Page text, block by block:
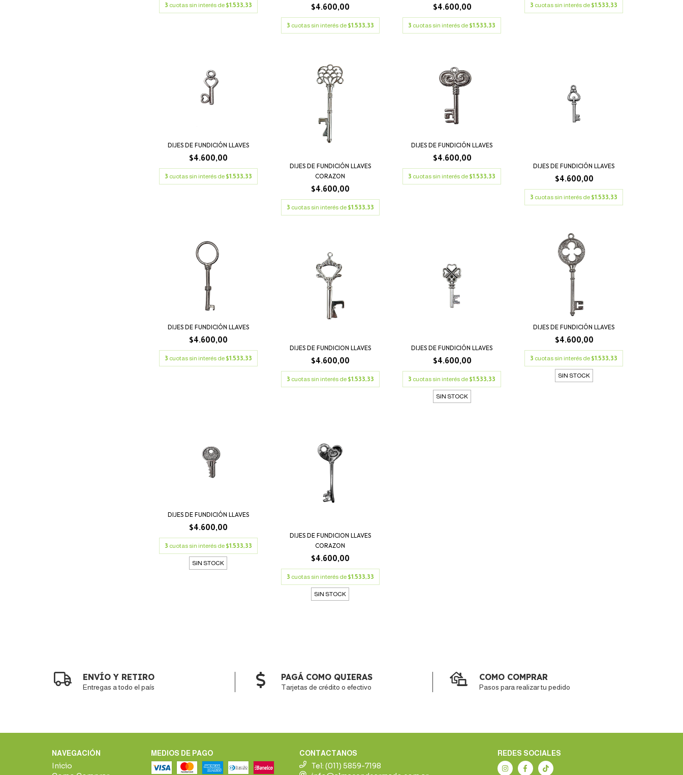
3 cuotas sin interés de $1.533,33 $4.600,00
3 cuotas sin interés de $1.533,33
$4.600,00
3 cuotas sin interés de $1.533,33
3 cuotas sin interés de $1.533,33
DIJES DE FUNDICIÓN LLAVES
$4.600,00
3 cuotas sin interés de $1.533,33
DIJES DE FUNDICIÓN LLAVES
CORAZON
$4.600,00
3 cuotas sin interés de $1.533,33
DIJES DE FUNDICIÓN LLAVES
$4.600,00
3 cuotas sin interés de $1.533,33
DIJES DE FUNDICIÓN LLAVES
$4.600,00
3 cuotas sin interés de $1.533,33
DIJES DE FUNDICIÓN LLAVES
$4.600,00
3 cuotas sin interés de $1.533,33
DIJES DE FUNDICION LLAVES
$4.600,00
3 cuotas sin interés de $1.533,33
DIJES DE FUNDICIÓN LLAVES
$4.600,00
3 cuotas sin interés de $1.533,33
SIN STOCK
DIJES DE FUNDICIÓN LLAVES
$4.600,00
3 cuotas sin interés de $1.533,33
SIN STOCK
DIJES DE FUNDICIÓN LLAVES
$4.600,00
3 cuotas sin interés de $1.533,33
SIN STOCK
DIJES DE FUNDICION LLAVES
CORAZON
$4.600,00
3 cuotas sin interés de $1.533,33
SIN STOCK
ENVÍO Y RETIRO
Entregas a todo el país
PAGÁ COMO QUIERAS
Tarjetas de crédito o efectivo
COMO COMPRAR
Pasos para realizar tu pedido
NAVEGACIÓN
Inicio
MEDIOS DE PAGO CONTACTANOS
Tel: (011) 5859-7198
REDES SOCIALES